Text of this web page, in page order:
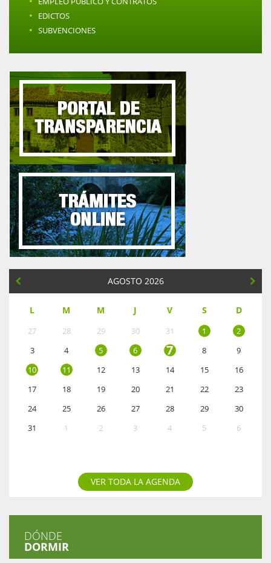
· EDICTOS
· SUBVENCIONES
AGOSTO 2026
L M M J V S D
27 28 29 30 31 1
2
3
4 5 6 7 8
9
10
11 12 13 14 15
16
17
18 19 20 21 22
23
24
25 26 27 28 29
30
31
1 2 3 4 5 6
VER TODA LA AGENDA
DÓNDE
DORMIR